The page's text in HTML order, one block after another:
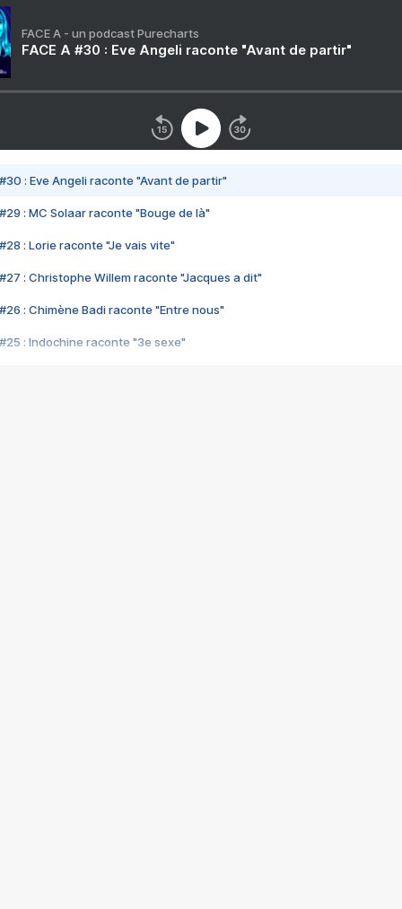
FACE A - un podcast Purecharts
FACE A #30 : Eve Angeli raconte "Avant de partir"
#30 : Eve Angeli raconte "Avant de partir"
#29 : MC Solaar raconte "Bouge de là"
#28 : Lorie raconte "Je vais vite"
#27 : Christophe Willem raconte "Jacques a dit"
#26 : Chimène Badi raconte "Entre nous"
#25 : Indochine raconte "3e sexe"